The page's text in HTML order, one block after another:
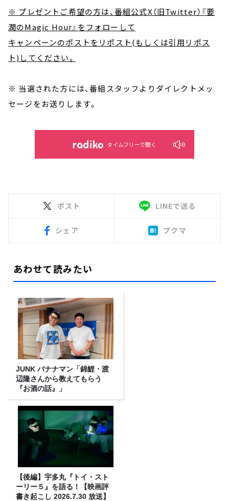
※ プレゼントご希望の方は、番組公式X（旧Twitter）『要
潤のMagic Hour』をフォローして
キャンペーンのポストをリポスト(もしくは引用リポス
ト)してください。
※ 当選された方には、番組スタッフよりダイレクトメッ
セージをお送りします。
タイムフリーで聴く
ポスト LINEで送る
シェア ブクマ
あわせて読みたい
JUNK バナナマン「錦鯉・渡
辺隆さんから教えてもらう
『お酒の話』」
【後編】宇多丸『トイ・スト
ーリー５』を語る！【映画評
書き起こし 2026.7.30 放送】